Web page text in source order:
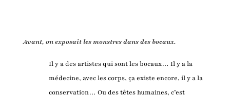
Avant, on exposait les monstres dans des bocaux.
Il y a des artistes qui sont les bocaux… Il y a la
médecine, avec les corps, ça existe encore, il y a la
conservation… Ou des têtes humaines, c’est